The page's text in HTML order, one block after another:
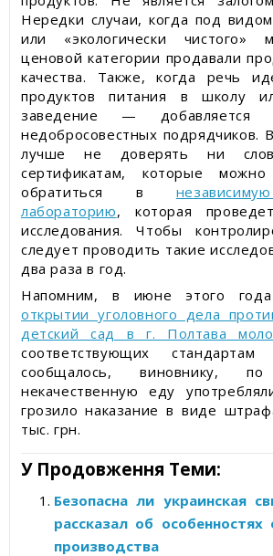
Нередки случаи, когда под
или «экологически чистого»
ценовой категории продавали
качества. Также, когда речь
продуктов питания в школу
заведение — добавляется
недобросовестных подрядчиков.
лучше не доверять ни
сертификатам, которые
обратиться в
лабораторию, которая
исследования. Чтобы
следует проводить такие
два раза в год.
Напомним, в июне этого
открытии уголовного дела
детский сад в г. Полтава
соответствующих стандартам
сообщалось, виновнику,
некачественную еду
грозило наказание в виде
тыс. грн.
У Продовження Теми:
Безопасна ли украинская
рассказал об особенностях
производства